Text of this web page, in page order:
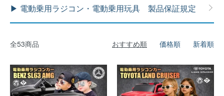
▶ 電動乗用ラジコン・電動乗用玩具 製品保証規定
全53商品 おすすめ順 価格順 新着順